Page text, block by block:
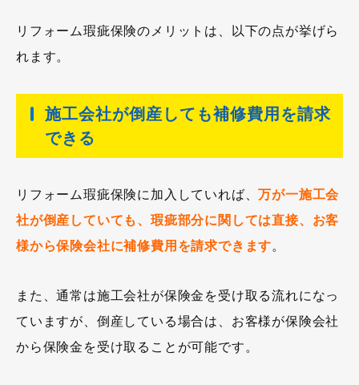
リフォーム瑕疵保険のメリットは、以下の点が挙げら
れます。
施工会社が倒産しても補修費用を請求
できる
リフォーム瑕疵保険に加入していれば、万が一施工会
社が倒産していても、瑕疵部分に関しては直接、お客
様から保険会社に補修費用を請求できます。
また、通常は施工会社が保険金を受け取る流れになっ
ていますが、倒産している場合は、お客様が保険会社
から保険金を受け取ることが可能です。